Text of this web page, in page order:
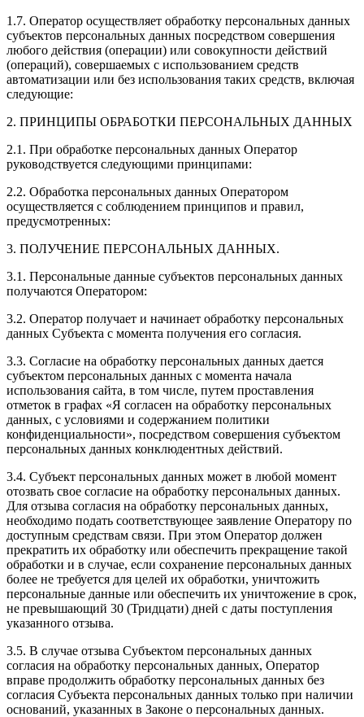
1.7. Оператор осуществляет обработку персональных данных
субъектов персональных данных посредством совершения
любого действия (операции) или совокупности действий
(операций), совершаемых с использованием средств
автоматизации или без использования таких средств, включая
следующие:
2. ПРИНЦИПЫ ОБРАБОТКИ ПЕРСОНАЛЬНЫХ ДАННЫХ
2.1. При обработке персональных данных Оператор
руководствуется следующими принципами:
2.2. Обработка персональных данных Оператором
осуществляется с соблюдением принципов и правил,
предусмотренных:
3. ПОЛУЧЕНИЕ ПЕРСОНАЛЬНЫХ ДАННЫХ.
3.1. Персональные данные субъектов персональных данных
получаются Оператором:
3.2. Оператор получает и начинает обработку персональных
данных Субъекта с момента получения его согласия.
3.3. Согласие на обработку персональных данных дается
субъектом персональных данных с момента начала
использования сайта, в том числе, путем проставления
отметок в графах «Я согласен на обработку персональных
данных, с условиями и содержанием политики
конфиденциальности», посредством совершения субъектом
персональных данных конклюдентных действий.
3.4. Субъект персональных данных может в любой момент
отозвать свое согласие на обработку персональных данных.
Для отзыва согласия на обработку персональных данных,
необходимо подать соответствующее заявление Оператору по
доступным средствам связи. При этом Оператор должен
прекратить их обработку или обеспечить прекращение такой
обработки и в случае, если сохранение персональных данных
более не требуется для целей их обработки, уничтожить
персональные данные или обеспечить их уничтожение в срок,
не превышающий 30 (Тридцати) дней с даты поступления
указанного отзыва.
3.5. В случае отзыва Субъектом персональных данных
согласия на обработку персональных данных, Оператор
вправе продолжить обработку персональных данных без
согласия Субъекта персональных данных только при наличии
оснований, указанных в Законе о персональных данных.